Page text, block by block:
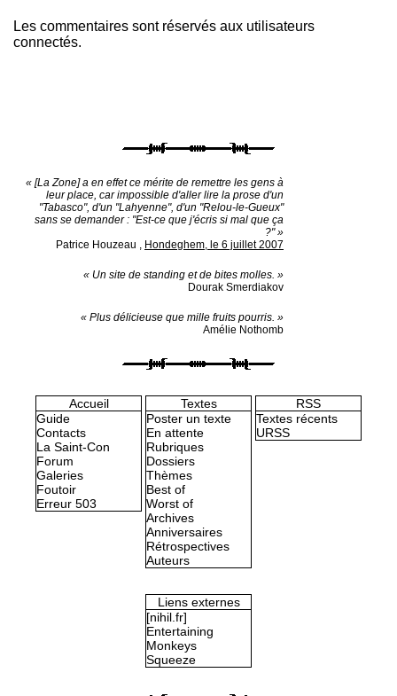
Les commentaires sont réservés aux utilisateurs
connectés.
« [La Zone] a en effet ce mérite de remettre les gens à
leur place, car impossible d'aller lire la prose d'un
"Tabasco", d'un "Lahyenne", d'un "Relou-le-Gueux"
sans se demander : "Est-ce que j'écris si mal que ça
?" »
Patrice Houzeau , Hondeghem, le 6 juillet 2007
« Un site de standing et de bites molles. »
Dourak Smerdiakov
« Plus délicieuse que mille fruits pourris. »
Amélie Nothomb
Accueil
Guide
Contacts
La Saint-Con
Forum
Galeries
Foutoir
Erreur 503
Textes
Poster un texte
En attente
Rubriques
Dossiers
Thèmes
Best of
Worst of
Archives
Anniversaires
Rétrospectives
Auteurs
RSS
Textes récents
URSS
Liens externes
[nihil.fr]
Entertaining
Monkeys
Squeeze